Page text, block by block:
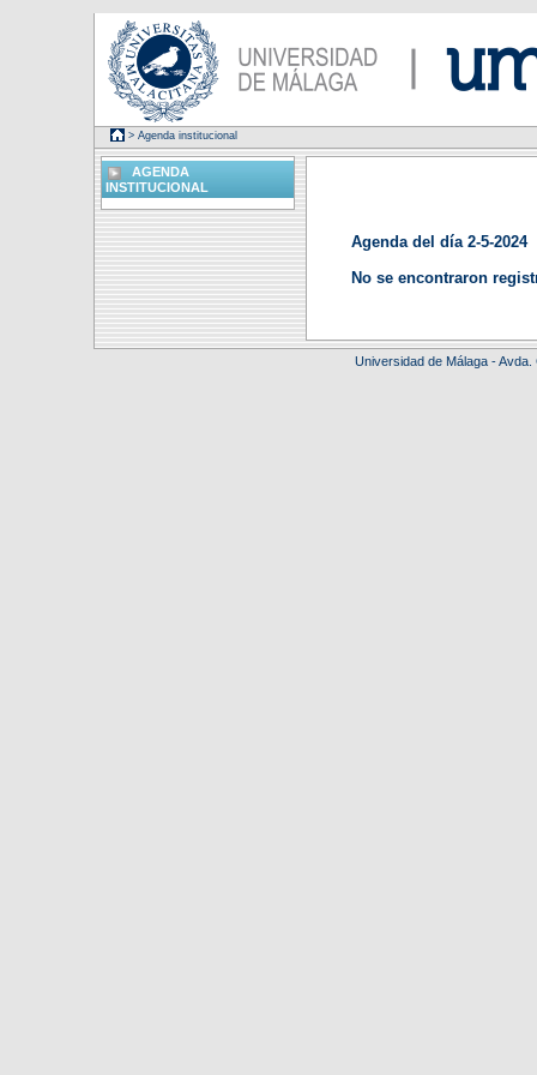
> Agenda institucional
Agenda del día 2-5-2024
No se encontraron
AGENDA
INSTITUCIONAL
Universidad de Málaga -